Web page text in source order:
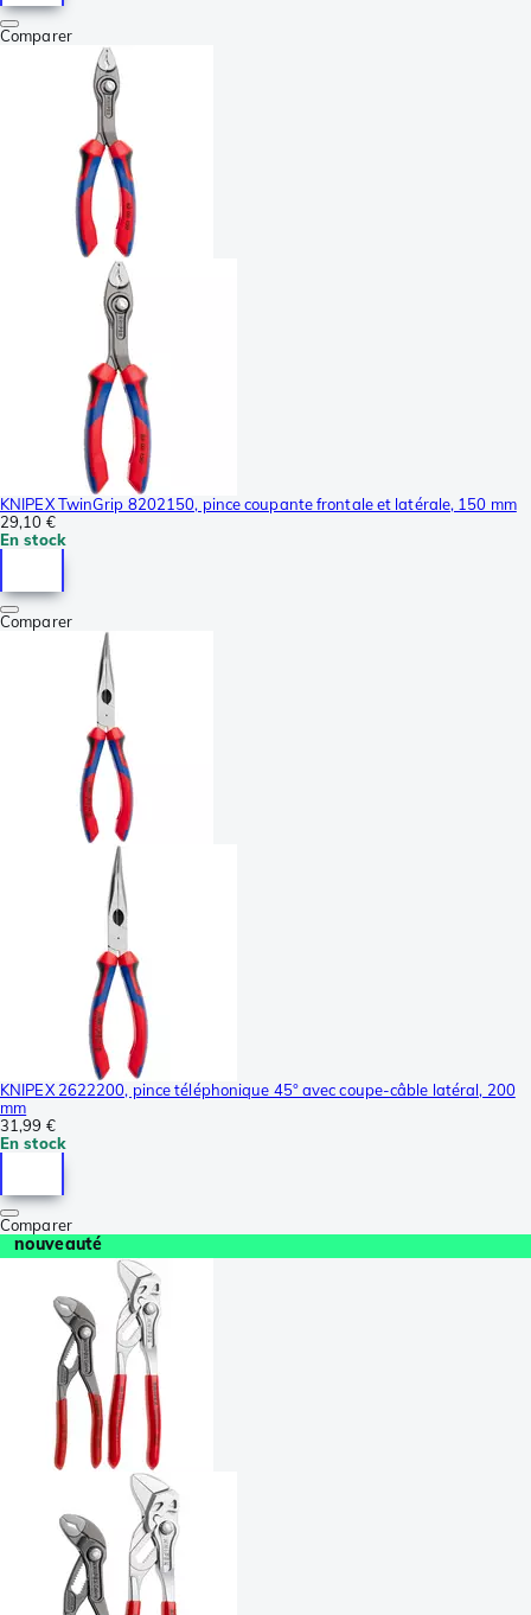
Comparer
KNIPEX TwinGrip 8202150, pince coupante frontale et latérale, 150 mm
29,10 €
En stock
Comparer
KNIPEX 2622200, pince téléphonique 45° avec coupe-câble latéral, 200
mm
31,99 €
En stock
Comparer
nouveauté